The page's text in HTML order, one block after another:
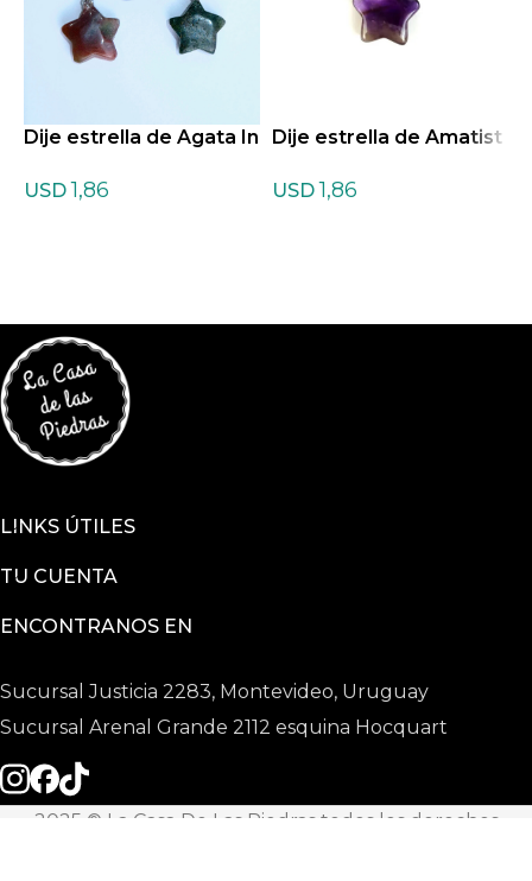
Dije estrella de Agata In
USD 1,86
Dije estrella de Amatist
USD 1,86
LINKS ÚTILES
TU CUENTA
ENCONTRANOS EN
Sucursal Justicia 2283, Montevideo, Uruguay
Sucursal Arenal Grande 2112 esquina Hocquart
2025 © La Casa De Las Piedras todos los derechos